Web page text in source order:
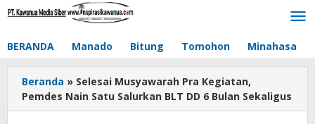
Lewati
BERANDA Manado Bitung Tomohon Minahasa
Beranda » Selesai Musyawarah Pra Kegiatan,
Pemdes Nain Satu Salurkan BLT DD 6 Bulan Sekaligus